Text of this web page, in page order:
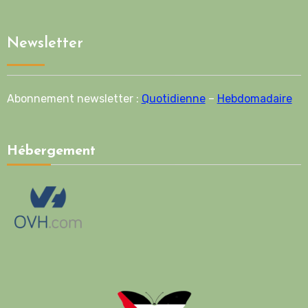
Newsletter
Abonnement newsletter : Quotidienne– Hebdomadaire
Hébergement